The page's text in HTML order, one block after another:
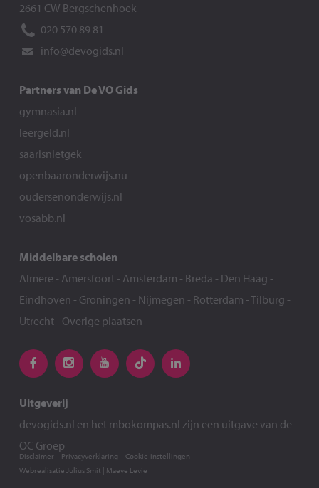
2661 CW Bergschenhoek
020 570 89 81
info@devogids.nl
Partners van De VO Gids
gymnasia.nl
leergeld.nl
saarisnietgek
openbaaronderwijs.nu
oudersenonderwijs.nl
vosabb.nl
Middelbare scholen
Almere - Amersfoort- Amsterdam - Breda - Den Haag -
Eindhoven - Groningen - Nijmegen - Rotterdam -Tilburg -
Utrecht- Overige plaatsen
Uitgeverij
devogids.nl en het mbokompas.nl zijn een uitgave van de
OC Groep
Webrealisatie Julius Smit | Maeve Levie
Disclaimer Privacyverklaring Cookie-instellingen